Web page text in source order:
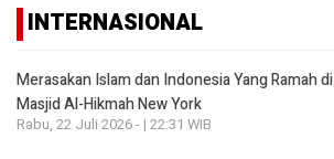
INTERNASIONAL
Merasakan Islam dan Indonesia Yang Ramah di
Masjid Al-Hikmah New York
Rabu, 22 Juli 2026 - | 22:31 WIB